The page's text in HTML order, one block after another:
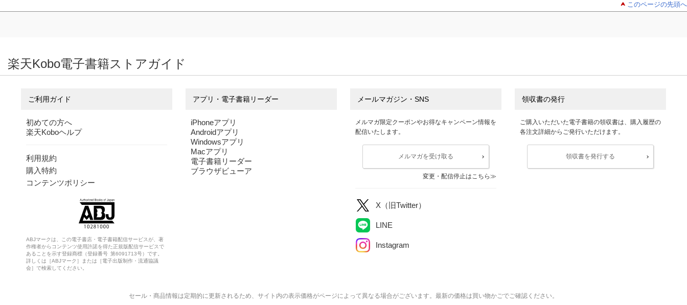
このページの先頭へ
楽天Kobo電子書籍ストアガイド
ご利用ガイド
初めての方へ
楽天Koboヘルプ
利用規約
購入特約
コンテンツポリシー
ABJマークは、この電子書店・電子書籍配信サービスが、著
作権者からコンテンツ使用許諾を得た正規版配信サービスで
あることを示す登録商標（登録番号 第6091713号）です。
詳しくは［ABJマーク］または［電子出版制作・流通協議
会］で検索してください。
アプリ・電子書籍リーダー
iPhoneアプリ
Androidアプリ
Windowsアプリ
Macアプリ
電子書籍リーダー
ブラウザビューア
メールマガジン・SNS
メルマガ限定クーポンやお得なキャンペーン情報を
配信いたします。
メルマガを受け取る
変更・配信停止はこちら
X（旧Twitter）
LINE
Instagram
領収書の発行
ご購入いただいた電子書籍の領収書は、購入履歴の
各注文詳細からご発行いただけます。
領収書を発行する
セール・商品情報は定期的に更新されるため、サイト内の表示価格がページによって異なる場合がございます。最新の価格は買い物かごでご確認ください。